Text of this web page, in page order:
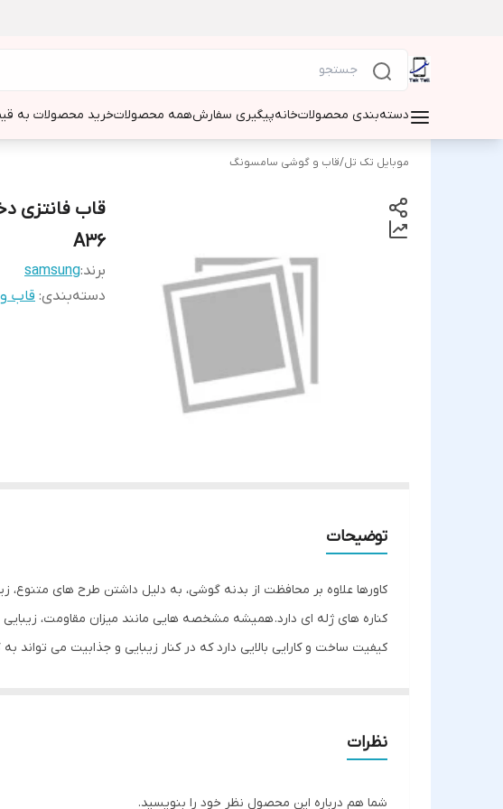
دسته‌بندی محصولاتخانهپیگیری سفارشهمه محصولاتخرید محصولات به
موبایل تک تل/قاب و گوشی سامسونگ
A36
برند:samsung
دسته‌بندی: قاب
توضیحات
کیفیت ساخت و کارایی بالایی دارد که در کنار زیبایی و جذابیت می تواند
دسترسی راحت به دکمه ها را برای شما فراهم می کند.
نظرات
شما هم درباره این محصول نظر خود را بنویسید.